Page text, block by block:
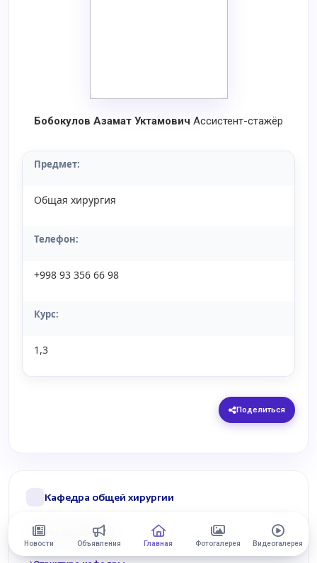
Бобокулов Азамат Уктамович Ассистент-стажёр
Предмет:
Общая хирургия
Телефон:
+998 93 356 66 98
Курс:
1,3
Поделиться
Кафедра общей хирургии
История кафедры
Новости Объявления Главная Фотогалерея Видеогалерея